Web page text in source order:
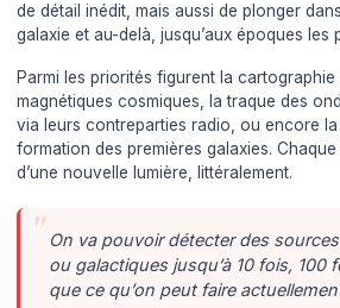
de détail inédit, mais aussi de plonger
galaxie et au-delà, jusqu’aux époques les
Parmi les priorités figurent la cartographie
magnétiques cosmiques, la traque des
via leurs contreparties radio, ou encore
formation des premières galaxies.
d’une nouvelle lumière, littéralement.
On va pouvoir détecter des
ou galactiques jusqu’à 10 fois, 100
que ce qu’on peut faire